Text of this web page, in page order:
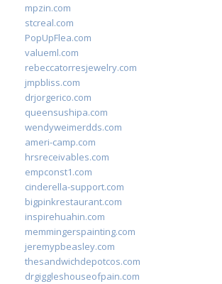
mpzin.com
stcreal.com
PopUpFlea.com
valueml.com
rebeccatorresjewelry.com
jmpbliss.com
drjorgerico.com
queensushipa.com
wendyweimerdds.com
ameri-camp.com
hrsreceivables.com
empconst1.com
cinderella-support.com
bigpinkrestaurant.com
inspirehuahin.com
memmingerspainting.com
jeremypbeasley.com
thesandwichdepotcos.com
drgiggleshouseofpain.com